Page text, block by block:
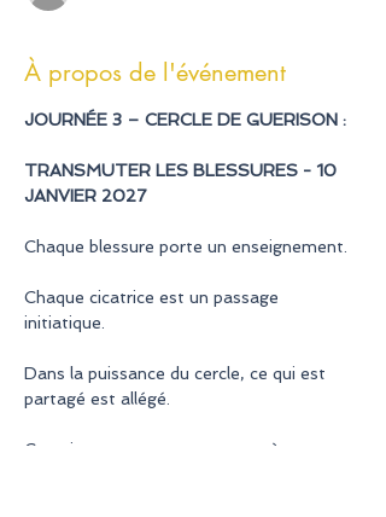
À propos de l'événement
JOURNÉE 3 – CERCLE DE GUERISON :
TRANSMUTER LES BLESSURES - 10
JANVIER 2027
Chaque blessure porte un enseignement.
Chaque cicatrice est un passage
initiatique.
Dans la puissance du cercle, ce qui est
partagé est allégé.
Ce qui est reconnu commence à se